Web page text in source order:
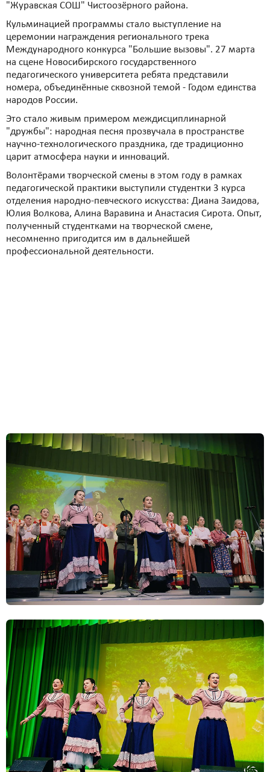
"Журавская СОШ" Чистоозёрного района.
Кульминацией программы стало выступление на
церемонии награждения регионального трека
Международного конкурса "Большие вызовы". 27 марта
на сцене Новосибирского государственного
педагогического университета ребята представили
номера, объединённые сквозной темой - Годом единства
народов России.
Это стало живым примером междисциплинарной
"дружбы": народная песня прозвучала в пространстве
научно-технологического праздника, где традиционно
царит атмосфера науки и инноваций.
Волонтёрами творческой смены в этом году в рамках
педагогической практики выступили студентки 3 курса
отделения народно-певческого искусства: Диана Заидова,
Юлия Волкова, Алина Варавина и Анастасия Сирота. Опыт,
полученный студентками на творческой смене,
несомненно пригодится им в дальнейшей
профессиональной деятельности.